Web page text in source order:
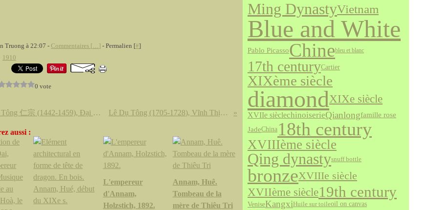
Truong à 22:07 - Commentaires [… ] - Permalien [#]
1910
0 vote
Lê Nhân Tông 仁宗 (1442-1459), Đại Hòa thông bảo 大和通寶 Lê Dụ Tông (1705-1728), Vĩnh Thịnh thông bảo 永盛通寶.
aussi :
L'empereur
d'Annam,
Holzstich, 1892.
Annam, Huê.
Tombeau de la
mère de Thiêu Tri
Ming DynastyVietnam
Blue and White
Pablo PicassoChinebleu et blanc
17th centuryCartier
XIXème siècle
diamondXIXe siècle
XVIIe sièclechinoiserieQianlongfamille rose
JadeChina 18th century
XVIIIème siècle
Qing dynastysnuff bottle
bronzeXVIIIe siècle
XVIIème siècle19th century
VeniseKangxiHuile sur toileoil on canvas